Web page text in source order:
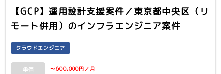
【GCP】運用設計支援案件／東京都中央区（リ
モート併用） のインフラエンジニア案件
クラウドエンジニア
単価 〜600,000円／月